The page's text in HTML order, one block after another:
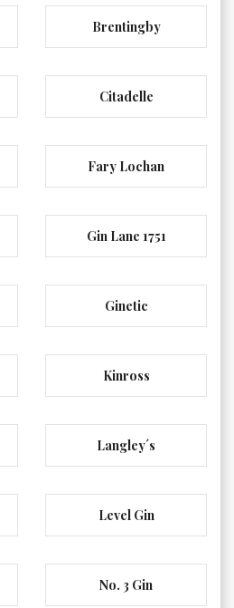
Brentingby
Citadelle
Fary Lochan
Gin Lane 1751
Ginetic
Kinross
Langley´s
Level Gin
No. 3 Gin